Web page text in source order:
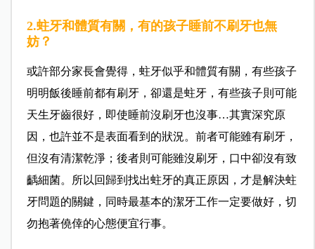
2.蛀牙和體質有關，有的孩子睡前不刷牙也無
妨？
或許部分家長會覺得，蛀牙似乎和體質有關，有些孩子
明明飯後睡前都有刷牙，卻還是蛀牙，有些孩子則可能
天生牙齒很好，即使睡前沒刷牙也沒事…其實深究原
因，也許並不是表面看到的狀況。前者可能雖有刷牙，
但沒有清潔乾淨；後者則可能雖沒刷牙，口中卻沒有致
齲細菌。所以回歸到找出蛀牙的真正原因，才是解決蛀
牙問題的關鍵，同時最基本的潔牙工作一定要做好，切
勿抱著僥倖的心態便宜行事。